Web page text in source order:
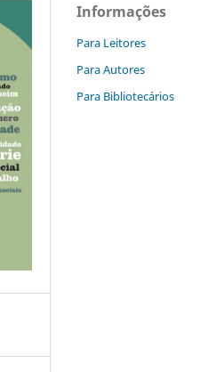
Informações
Para Leitores
Para Autores
Para Bibliotecários